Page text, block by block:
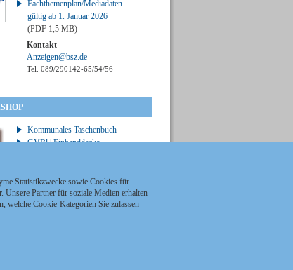
Fachthemenplan/Mediadaten
gültig ab 1. Januar 2026
(PDF 1,5 MB)
Kontakt
Anzeigen@bsz.de
Tel. 089/290142-65/54/56
Kommunales Taschenbuch
GVBl | Einbanddecke
Statistikzwecke sowie Cookies für
Partner für soziale Medien erhalten
welche Cookie-Kategorien Sie zulassen